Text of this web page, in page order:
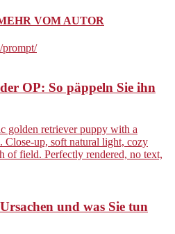
VOM AUTOR
OP: So päppeln Sie ihn
und was Sie tun